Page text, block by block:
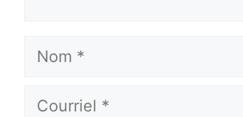
Nom
Courriel